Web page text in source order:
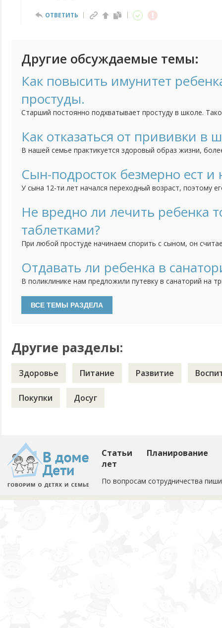
ОТВЕТИТЬ
Другие обсуждаемые темы:
Как повысить имунитет
простуды.
Старший постоянно подхватывает простуду в школе.
младший. Как же так, ведь не все же дети в классе
Как отказаться от прививки в
В нашей семье практикуется здоровый образ жизни,
делали прививок от гриппа и не болели им. Но в школе
гриппа даже не спрашивая родителей. Кстати, после этих
Сын-подросток безмерно ест и
У сына 12-ти лет начался переходный возраст, поэтому
как сын играл в футбол, бегал и т.д. Однако сейчас
много и очень ощутимо поправился. Времени и
Не вредно ли лечить ребенка
таблетками?
При любой простуде начинаем спорить с сыном, он
влить в него, не дает себя растирать, ставить
чеснок. Знаю, что любовь к таблеткам у него от моей
Отдавать ли ребенка в
В поликлинике нам предложили путевку в санаторий на
может быть хорошим. Да плюс ко всему, сейчас учебный
в санатории есть, то качество обучения тоже вызывает
Другие разделы:
Здоровье Питание Развитие
Покупки Досуг
Статьи
Планирование
лет
По вопросам сотрудничества